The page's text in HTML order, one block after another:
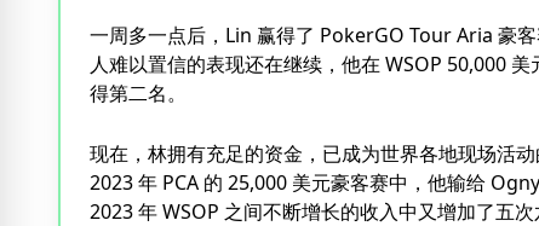
一周多一点后，Lin 赢得了 PokerGO Tour Aria 豪
人难以置信的表现还在继续，他在 WSOP 50,000
得第二名。
现在，林拥有充足的资金，已成为世界各地现场活
2023 年 PCA 的 25,000 美元豪客赛中，他输给
2023 年 WSOP 之间不断增长的收入中又增加了五次